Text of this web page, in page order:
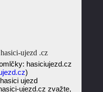
ujezd .cz
hasiciujezd.cz
)
ujezd
ujezd.cz zvažte,